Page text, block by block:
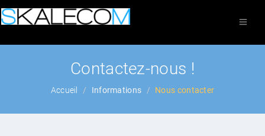
Contactez-nous !
Accueil Informations Nous contacter